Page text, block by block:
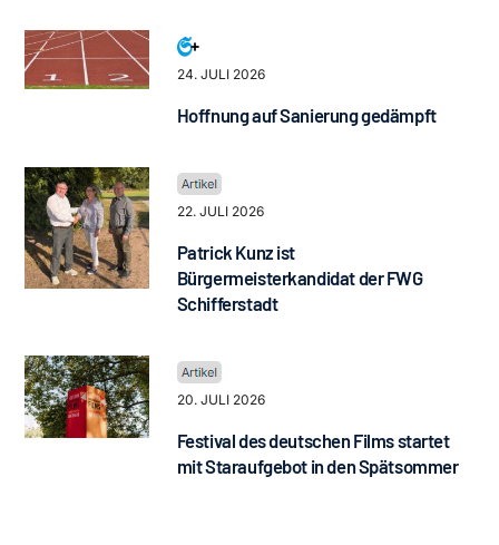
24. JULI 2026
Hoffnung auf Sanierung gedämpft
22. JULI 2026
Patrick Kunz ist
Bürgermeisterkandidat der FWG
Schifferstadt
20. JULI 2026
Festival des deutschen Films startet
mit Staraufgebot in den Spätsommer